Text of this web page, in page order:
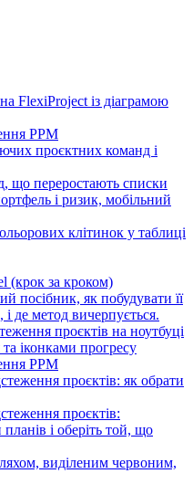
PPM
проєктних команд і
що переростають списки
і ризик, мобільний
(крок за кроком)
посібник, як побудувати її
і де метод вичерпується.
PPM
проєктів: як обрати
проєктів:
планів і оберіть той, що